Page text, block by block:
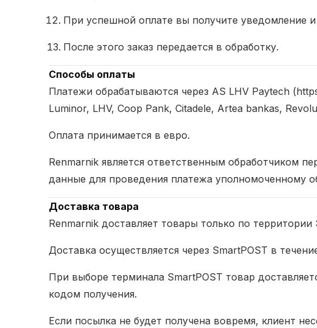
При успешной оплате вы получите уведомление
После этого заказ передается в обработку.
Способы оплаты
Платежи обрабатываются через AS LHV Paytech
Luminor, LHV, Coop Pank, Citadele, Artea bankas,
Оплата принимается в евро.
Renmarnik является ответственным обработчиком
данные для проведения платежа уполномоченному
Доставка товара
Renmarnik доставляет товары только по территории
Доставка осуществляется через SmartPOST в
При выборе терминала SmartPOST товар
кодом получения.
Если посылка не будет получена вовремя, клиент